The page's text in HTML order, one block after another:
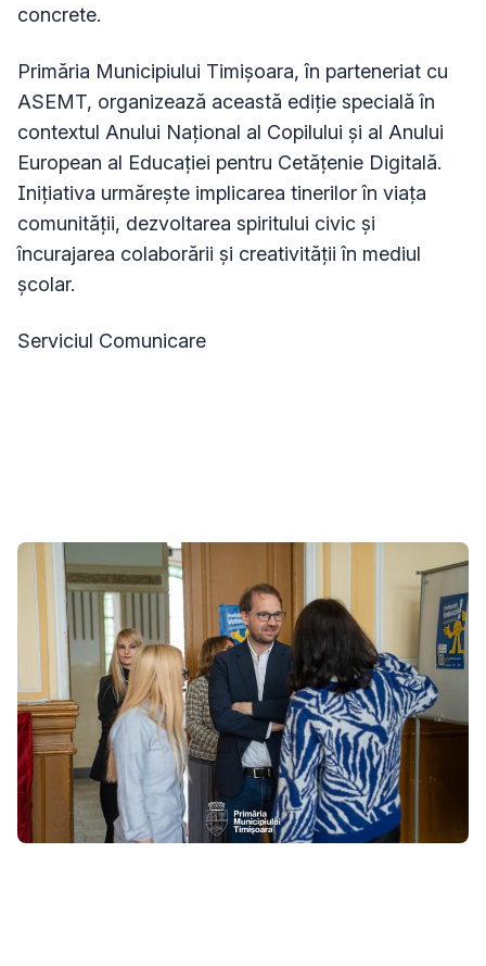
concrete.
Primăria Municipiului Timișoara, în parteneriat cu
ASEMT, organizează această ediție specială în
contextul Anului Național al Copilului și al Anului
European al Educației pentru Cetățenie Digitală.
Inițiativa urmărește implicarea tinerilor în viața
comunității, dezvoltarea spiritului civic și
încurajarea colaborării și creativității în mediul
școlar.
Serviciul Comunicare